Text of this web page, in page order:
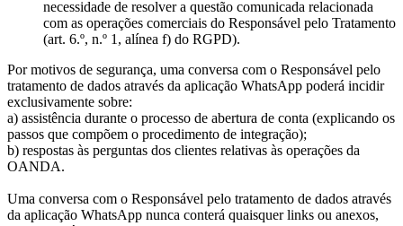
necessidade de resolver a questão comunicada relacionada
com as operações comerciais do Responsável pelo Tratamento
(art. 6.º, n.º 1, alínea f) do RGPD).
Por motivos de segurança, uma conversa com o Responsável pelo
tratamento de dados através da aplicação WhatsApp poderá incidir
exclusivamente sobre:
a) assistência durante o processo de abertura de conta (explicando os
passos que compõem o procedimento de integração);
b) respostas às perguntas dos clientes relativas às operações da
OANDA.
Uma conversa com o Responsável pelo tratamento de dados através
da aplicação WhatsApp nunca conterá quaisquer links ou anexos,